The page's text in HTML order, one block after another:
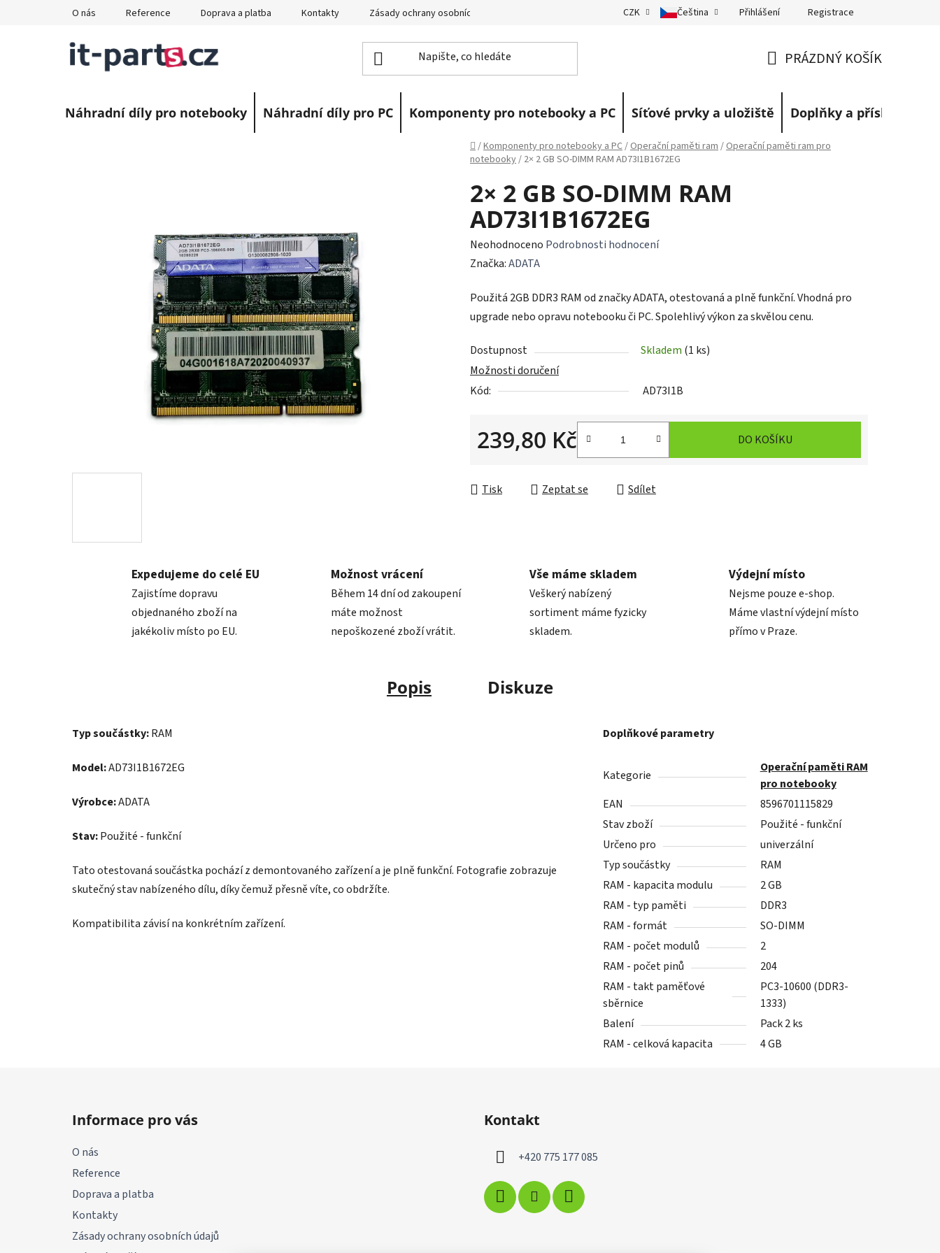
O nás Reference Doprava a platba Kontakty Zásady ochrany osobních údajů Reklamace Obchodní podmínky Blog
CZK Čeština Přihlášení Registrace
KOŠÍK
PRÁZDNÝ KOŠÍK
Náhradní díly pro notebooky Náhradní díly pro PC Komponenty pro notebooky a PC Síťové prvky a uložiště Doplňky a příslušenství
Domů
/Komponenty pro notebooky a PC/Operační paměti ram/Operační paměti ram pro
notebooky/ 2× 2 GB SO-DIMM RAM AD73I1B1672EG
2× 2 GB SO-DIMM RAM
AD73I1B1672EG
Průměrné
hodnocení
je
0,0
5
hvězdiček.
Neohodnoceno Podrobnosti hodnocení
Značka:ADATA
Použitá 2GB DDR3 RAM od značky ADATA, otestovaná a plně funkční. Vhodná pro
upgrade nebo opravu notebooku či PC. Spolehlivý výkon za skvělou cenu.
Dostupnost Skladem (1 ks)
Možnosti doručení
Kód:
AD73I1B
239,80 Kč DO KOŠÍKU
Tisk Zeptat se Sdílet
Expedujeme do celé EU
Zajistíme dopravu
objednaného zboží na
jakékoliv místo po EU.
Možnost vrácení
Během 14 dní od zakoupení
máte možnost
nepoškozené zboží vrátit.
Vše máme skladem
Veškerý nabízený
sortiment máme fyzicky
skladem.
Výdejní místo
Nejsme pouze e-shop.
Máme vlastní výdejní místo
přímo v Praze.
Popis Diskuze
Typ součástky:RAM
Model:AD73I1B1672EG
Výrobce:ADATA
Stav:Použité - funkční
Tato otestovaná součástka pochází z demontovaného zařízení a je plně funkční. Fotografie zobrazuje
skutečný stav nabízeného dílu, díky čemuž přesně víte, co obdržíte.
Kompatibilita závisí na konkrétním zařízení.
Doplňkové parametry
Kategorie
Operační paměti RAM
pro notebooky
EAN
8596701115829
Stav zboží
Použité - funkční
Určeno pro
univerzální
Typ součástky
RAM
RAM - kapacita modulu
2 GB
RAM - typ paměti
DDR3
RAM - formát
SO-DIMM
RAM - počet modulů
2
RAM - počet pinů
204
RAM - takt paměťové
sběrnice
PC3-10600 (DDR3-
1333)
Balení
Pack 2 ks
RAM - celková kapacita
4 GB
Informace pro vás
O nás
Reference
Doprava a platba
Kontakty
Zásady ochrany osobních údajů
Kontakt
+420 775 177 085